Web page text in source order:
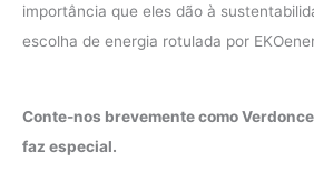
importância que eles dão à
escolha de energia rotulada por
Conte-nos brevemente como
faz especial.